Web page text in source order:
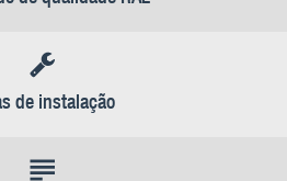
de instalação